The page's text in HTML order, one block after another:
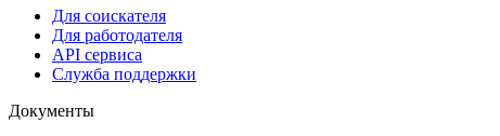
Для соискателя
Для работодателя
API сервиса
Служба поддержки
Документы